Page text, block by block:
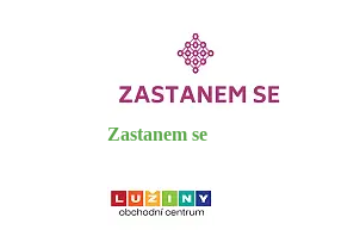
Zastanem se